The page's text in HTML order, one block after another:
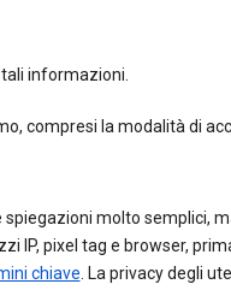
informazioni.
compresi la modalità di
molto semplici,
IP, pixel tag e browser,
chiave. La privacy degli